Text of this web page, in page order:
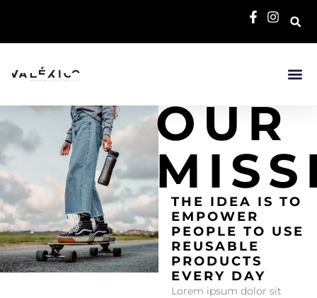
OUR
THE IDEA IS TO
EMPOWER
PEOPLE TO USE
REUSABLE
PRODUCTS
EVERY DAY
Lorem ipsum dolor sit